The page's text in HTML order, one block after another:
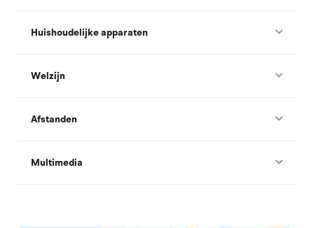
Huishoudelijke apparaten
Welzijn
Afstanden
Multimedia